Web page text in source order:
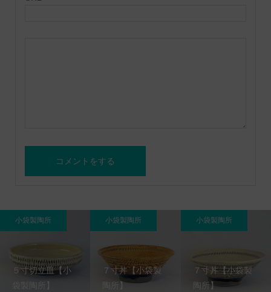
５寸切立皿【小
袋製陶所】
小袋製陶所
７寸丼【小袋製
陶所】
小袋製陶所
７寸丼【小袋製
陶所】
小袋製陶所